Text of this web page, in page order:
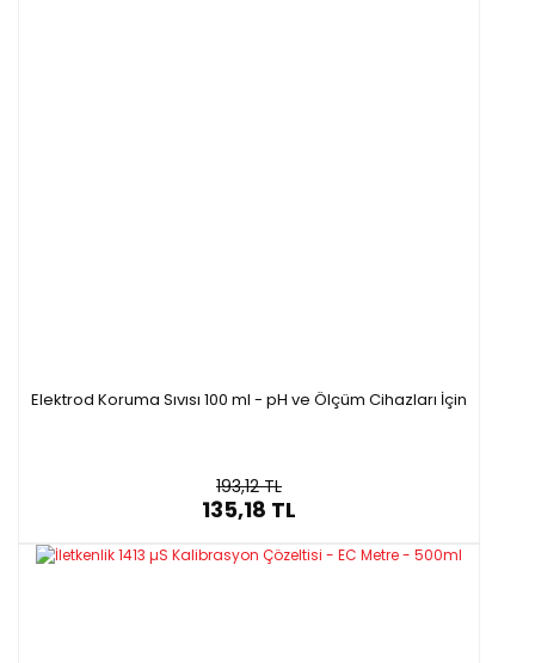
Elektrod Koruma Sıvısı 100 ml - pH ve Ölçüm Cihazları İçin
193,12 TL
135,18 TL